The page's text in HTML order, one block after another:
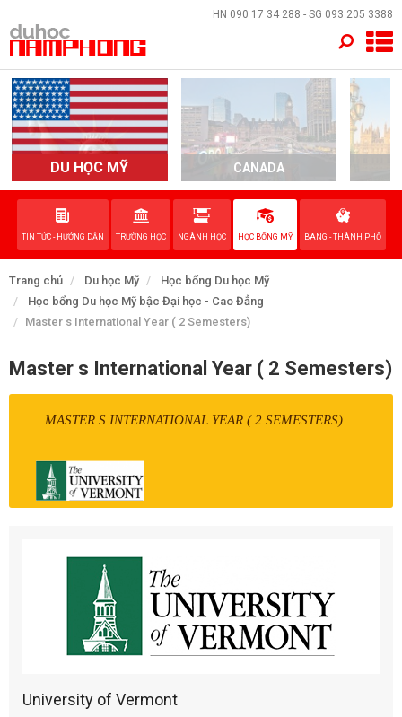
HN 090 17 34 288 - SG 093 205 3388
DU HỌC MỸ CANADA
TIN TỨC - HƯỚNG DẪN TRƯỜNG HỌC NGÀNH HỌC HỌC BỔNG MỸ BANG - THÀNH PHỐ
Trang chủ Du học Mỹ
Học bổng Du học Mỹ
Học bổng Du học Mỹ bậc Đại học - Cao Đẳng
Master s International Year ( 2 Semesters)
Master s International Year ( 2 Semesters)
MASTER S INTERNATIONAL YEAR ( 2 SEMESTERS)
University of Vermont
×
TRANG CHỦ
QUỐC GIA
EVENTS
DỊCH VỤ
VỀ NAM PHONG
LIÊN HỆ